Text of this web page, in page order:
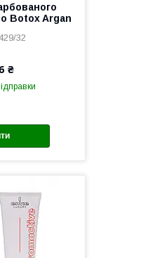
Botox Argan
32
₴